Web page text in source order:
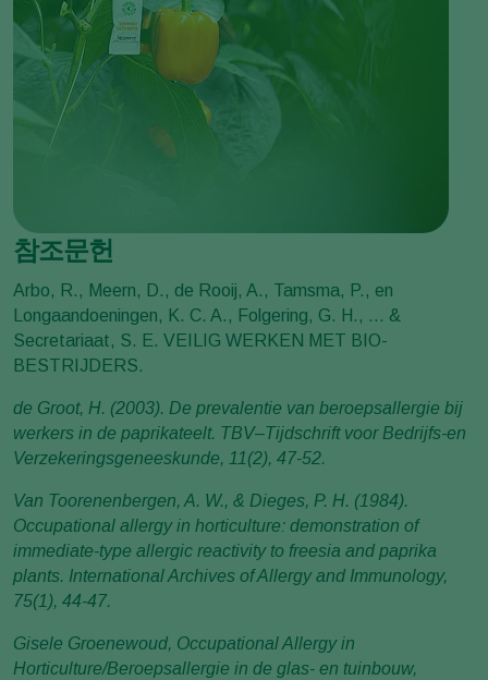
참조문헌
Arbo, R., Meern, D., de Rooij, A., Tamsma, P., en
Longaandoeningen, K. C. A., Folgering, G. H., ... &
Secretariaat, S. E. VEILIG WERKEN MET BIO-
BESTRIJDERS.
de Groot, H. (2003). De prevalentie van beroepsallergie bij
werkers in de paprikateelt. TBV–Tijdschrift voor Bedrijfs-en
Verzekeringsgeneeskunde, 11(2), 47-52.
Van Toorenenbergen, A. W., & Dieges, P. H. (1984).
Occupational allergy in horticulture: demonstration of
immediate-type allergic reactivity to freesia and paprika
plants. International Archives of Allergy and Immunology,
75(1), 44-47.
Gisele Groenewoud, Occupational Allergy in
Horticulture/Beroepsallergie in de glas- en tuinbouw,